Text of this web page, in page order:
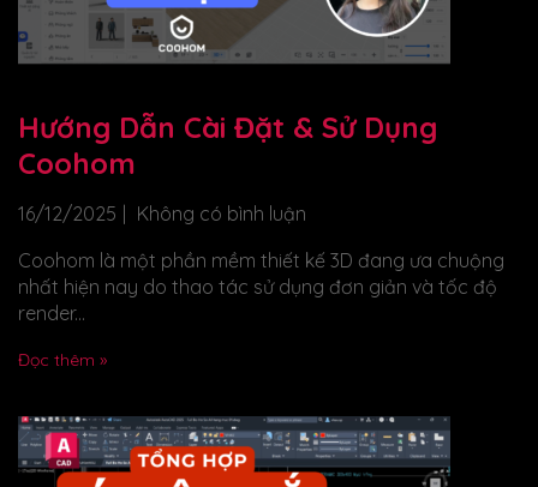
Hướng Dẫn Cài Đặt & Sử Dụng
Coohom
16/12/2025
Không có bình luận
Coohom là một phần mềm thiết kế 3D đang ưa chuộng
nhất hiện nay do thao tác sử dụng đơn giản và tốc độ
render...
Đọc thêm »